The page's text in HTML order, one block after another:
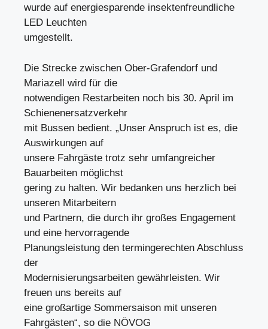
wurde auf energiesparende insektenfreundliche
LED Leuchten
umgestellt.
Die Strecke zwischen Ober-Grafendorf und
Mariazell wird für die
notwendigen Restarbeiten noch bis 30. April im
Schienenersatzverkehr
mit Bussen bedient. „Unser Anspruch ist es, die
Auswirkungen auf
unsere Fahrgäste trotz sehr umfangreicher
Bauarbeiten möglichst
gering zu halten. Wir bedanken uns herzlich bei
unseren Mitarbeitern
und Partnern, die durch ihr großes Engagement
und eine hervorragende
Planungsleistung den termingerechten Abschluss
der
Modernisierungsarbeiten gewährleisten. Wir
freuen uns bereits auf
eine großartige Sommersaison mit unseren
Fahrgästen“, so die NÖVOG